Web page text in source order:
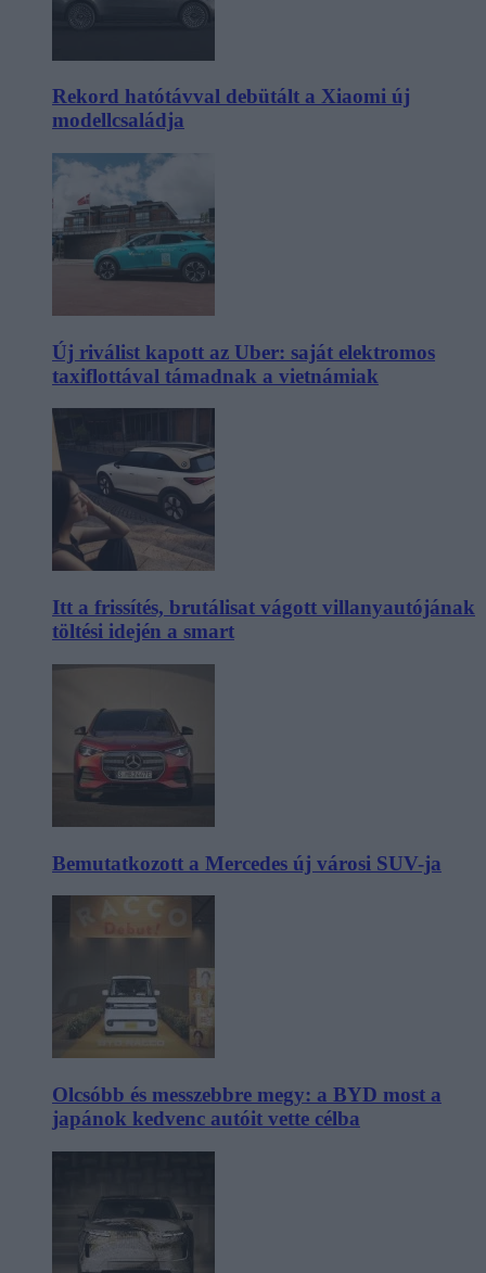
Rekord hatótávval debütált a Xiaomi új
modellcsaládja
Új riválist kapott az Uber: saját elektromos
taxiflottával támadnak a vietnámiak
Itt a frissítés, brutálisat vágott villanyautójának
töltési idején a smart
Bemutatkozott a Mercedes új városi SUV-ja
Olcsóbb és messzebbre megy: a BYD most a
japánok kedvenc autóit vette célba